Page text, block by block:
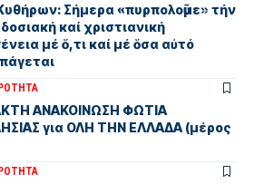
Σήμερα «πυρπολοῦμε» τήν
καί χριστιανική
μέ ὅ,τι καί μέ ὅσα αὐτό
ΑΝΑΚΟΙΝΩΣΗ ΦΩΤΙΑ
για ΟΛΗ ΤΗΝ ΕΛΛΑΔΑ (μέρος